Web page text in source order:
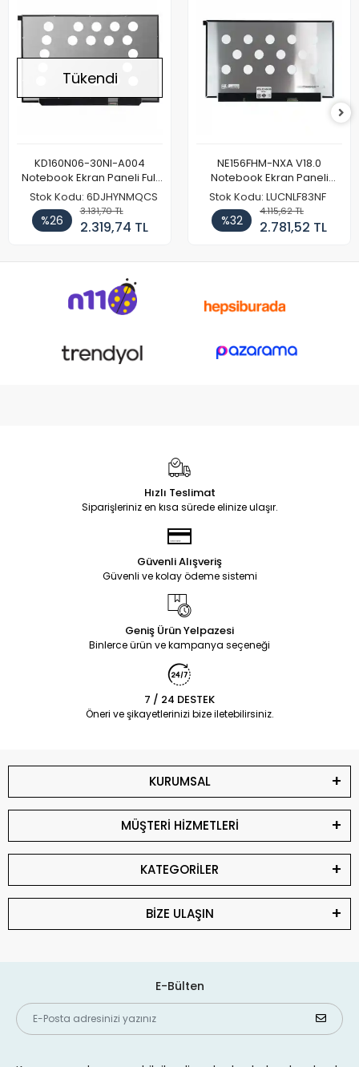
Tükendi
KD160N06-30NI-A004
Notebook Ekran Paneli Full
HD
Stok Kodu: 6DJHYNMQCS
%26
3.131,70 TL
2.319,74 TL
NE156FHM-NXA V18.0
Notebook Ekran Paneli
144Hz
Stok Kodu: LUCNLF83NF
%32
4.115,62 TL
2.781,52 TL
Hızlı Teslimat
Siparişleriniz en kısa sürede elinize ulaşır.
Güvenli Alışveriş
Güvenli ve kolay ödeme sistemi
Geniş Ürün Yelpazesi
Binlerce ürün ve kampanya seçeneği
7 / 24 DESTEK
Öneri ve şikayetlerinizi bize iletebilirsiniz.
KURUMSAL
MÜŞTERİ HİZMETLERİ
KATEGORİLER
BİZE ULAŞIN
E-Bülten